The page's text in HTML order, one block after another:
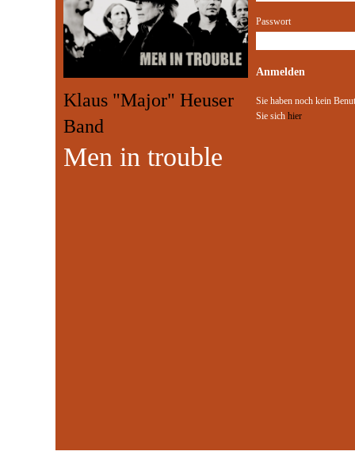
Klaus "Major" Heuser
Band
Men in trouble
Passwort
Sie haben noch kein
Sie sich hier